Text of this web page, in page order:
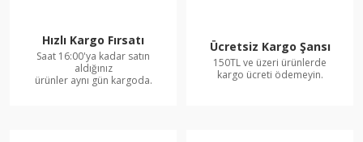
Hızlı Kargo Fırsatı
Saat 16:00'ya kadar satın
aldığınız
ürünler aynı gün kargoda.
Ücretsiz Kargo Şansı
150TL ve üzeri ürünlerde
kargo ücreti ödemeyin.